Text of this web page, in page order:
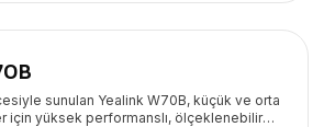
sunulan Yealink W70B, küçük ve orta
için yüksek performanslı, ölçeklenebilir